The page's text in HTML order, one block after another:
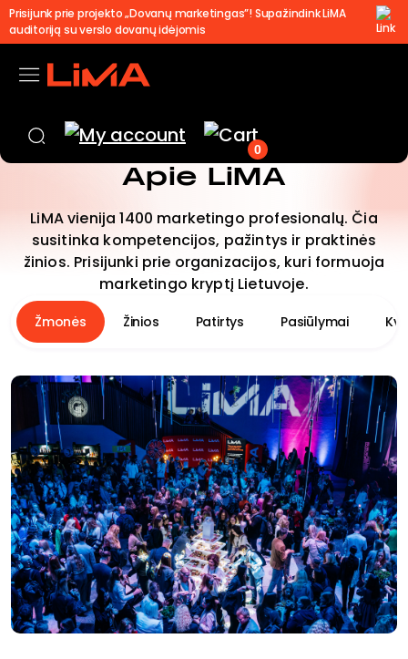
Prisijunk prie projekto „Dovanų marketingas”! Supažindink LiMA
auditoriją su verslo dovanų idėjomis
0
Apie LiMA
LiMA vienija 1400 marketingo profesionalų. Čia
susitinka kompetencijos, pažintys ir praktinės
žinios. Prisijunki prie organizacijos, kuri formuoja
marketingo kryptį Lietuvoje.
Žmonės Žinios Patirtys Pasiūlymai